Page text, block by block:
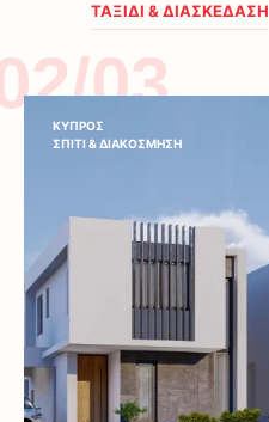
ΤΑΞΙΔΙ & ΔΙΑΣΚΕΔΑΣΗ
03
ΚΥΠΡΟΣ
ΣΠΙΤΙ & ΔΙΑΚΟΣΜΗΣΗ